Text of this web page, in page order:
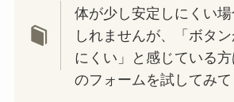
体が少し安定しにくい
しれませんが、「ボタ
にくい」と感じている方
のフォームを試してみて